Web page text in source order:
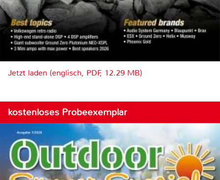
Jetzt laden (englisch, PDF, 12.29 MB)
kostenloses Probeexemplar